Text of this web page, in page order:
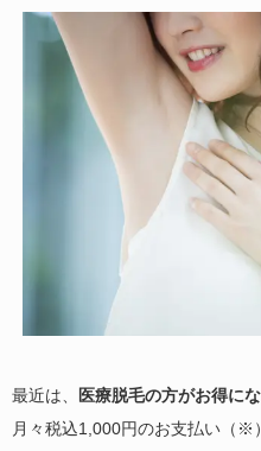
商品を見る
最近は、 医療脱毛の方がお得に
月々税込1,000円のお支払い（※